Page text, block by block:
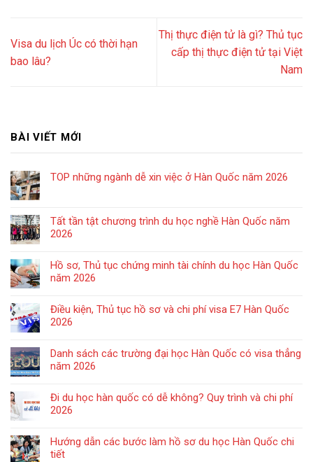
Visa du lịch Úc có thời hạn
bao lâu?
Thị thực điện tử là gì? Thủ tục
cấp thị thực điện tử tại Việt
Nam
BÀI VIẾT MỚI
TOP những ngành dễ xin việc ở Hàn Quốc năm 2026
Tất tần tật chương trình du học nghề Hàn Quốc năm
2026
Hồ sơ, Thủ tục chứng minh tài chính du học Hàn Quốc
năm 2026
Điều kiện, Thủ tục hồ sơ và chi phí visa E7 Hàn Quốc
2026
Danh sách các trường đại học Hàn Quốc có visa thẳng
năm 2026
Đi du học hàn quốc có dễ không? Quy trình và chi phí
2026
Hướng dẫn các bước làm hồ sơ du học Hàn Quốc chi
tiết